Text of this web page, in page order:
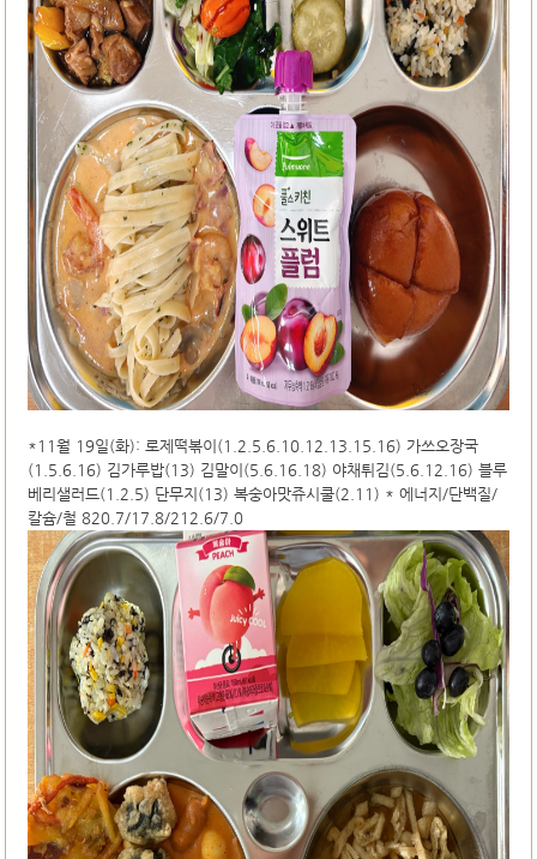
*11월 19일(화): 로제떡볶이(1.2.5.6.10.12.13.15.16) 가쓰오장국
(1.5.6.16) 김가루밥(13) 김말이(5.6.16.18) 야채튀김(5.6.12.16) 블루
베리샐러드(1.2.5) 단무지(13) 복숭아맛쥬시쿨(2.11) * 에너지/단백질/
칼슘/철 820.7/17.8/212.6/7.0